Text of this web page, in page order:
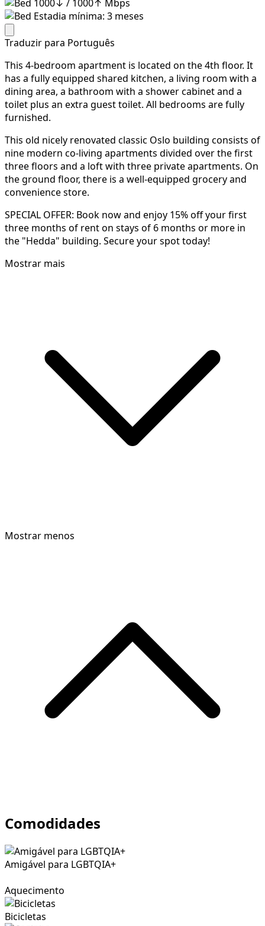
1000↓ / 1000↑ Mbps
Estadia mínima: 3 meses
Traduzir para Português
This 4-bedroom apartment is located on the 4th floor. It
has a fully equipped shared kitchen, a living room with a
dining area, a bathroom with a shower cabinet and a
toilet plus an extra guest toilet. All bedrooms are fully
furnished.
This old nicely renovated classic Oslo building consists of
nine modern co-living apartments divided over the first
three floors and a loft with three private apartments. On
the ground floor, there is a well-equipped grocery and
convenience store.
SPECIAL OFFER: Book now and enjoy 15% off your first
three months of rent on stays of 6 months or more in
the "Hedda" building. Secure your spot today!
Mostrar mais
Mostrar menos
Comodidades
Amigável para LGBTQIA+
Aquecimento
Bicicletas